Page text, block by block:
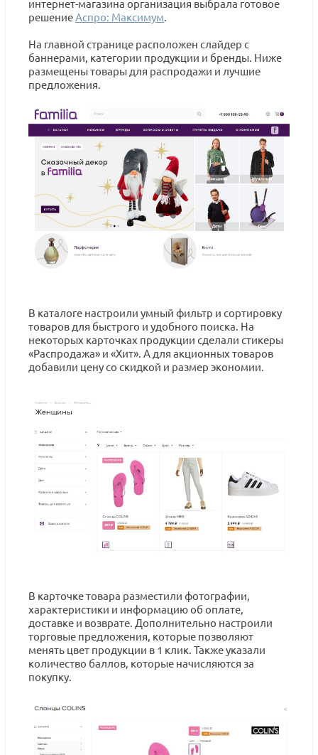
интернет-магазина организация выбрала готовое
решениеАспро: Максимум.
На главной странице расположен слайдер с
баннерами, категории продукции и бренды. Ниже
размещены товары для распродажи и лучшие
предложения.
В каталоге настроили умный фильтр и сортировку
товаров для быстрого и удобного поиска. На
некоторых карточках продукции сделали стикеры
«Распродажа» и «Хит». А для акционных товаров
добавили цену со скидкой и размер экономии.
В карточке товара разместили фотографии,
характеристики и информацию об оплате,
доставке и возврате. Дополнительно настроили
торговые предложения, которые позволяют
менять цвет продукции в 1 клик. Также указали
количество баллов, которые начисляются за
покупку.